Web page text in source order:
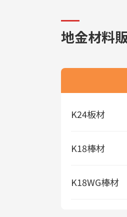
地金材料
K24板材
K18棒材
K18WG棒材